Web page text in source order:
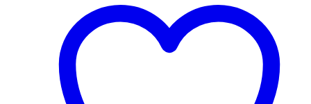
flera
varianter.